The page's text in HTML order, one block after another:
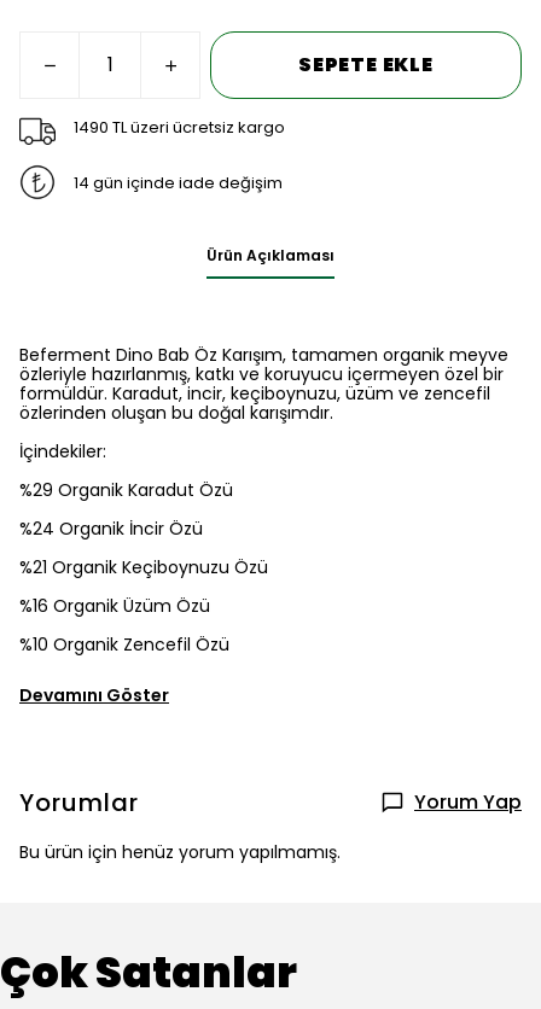
SEPETE EKLE
1490 TL üzeri ücretsiz kargo
14 gün içinde iade değişim
Ürün Açıklaması
Beferment Dino Bab Öz Karışım, tamamen organik meyve
özleriyle hazırlanmış, katkı ve koruyucu içermeyen özel bir
formüldür. Karadut, incir, keçiboynuzu, üzüm ve zencefil
özlerinden oluşan bu doğal karışımdır.
İçindekiler:
%29 Organik Karadut Özü
%24 Organik İncir Özü
%21 Organik Keçiboynuzu Özü
%16 Organik Üzüm Özü
%10 Organik Zencefil Özü
Devamını Göster
Yorumlar Yorum Yap
Bu ürün için henüz yorum yapılmamış.
Çok Satanlar